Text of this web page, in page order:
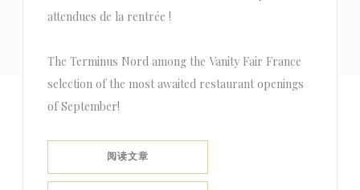
attendues de la rentrée !
The Terminus Nord among the Vanity Fair France
selection of the most awaited restaurant openings
of September!
阅读文章((在新窗口中打开))